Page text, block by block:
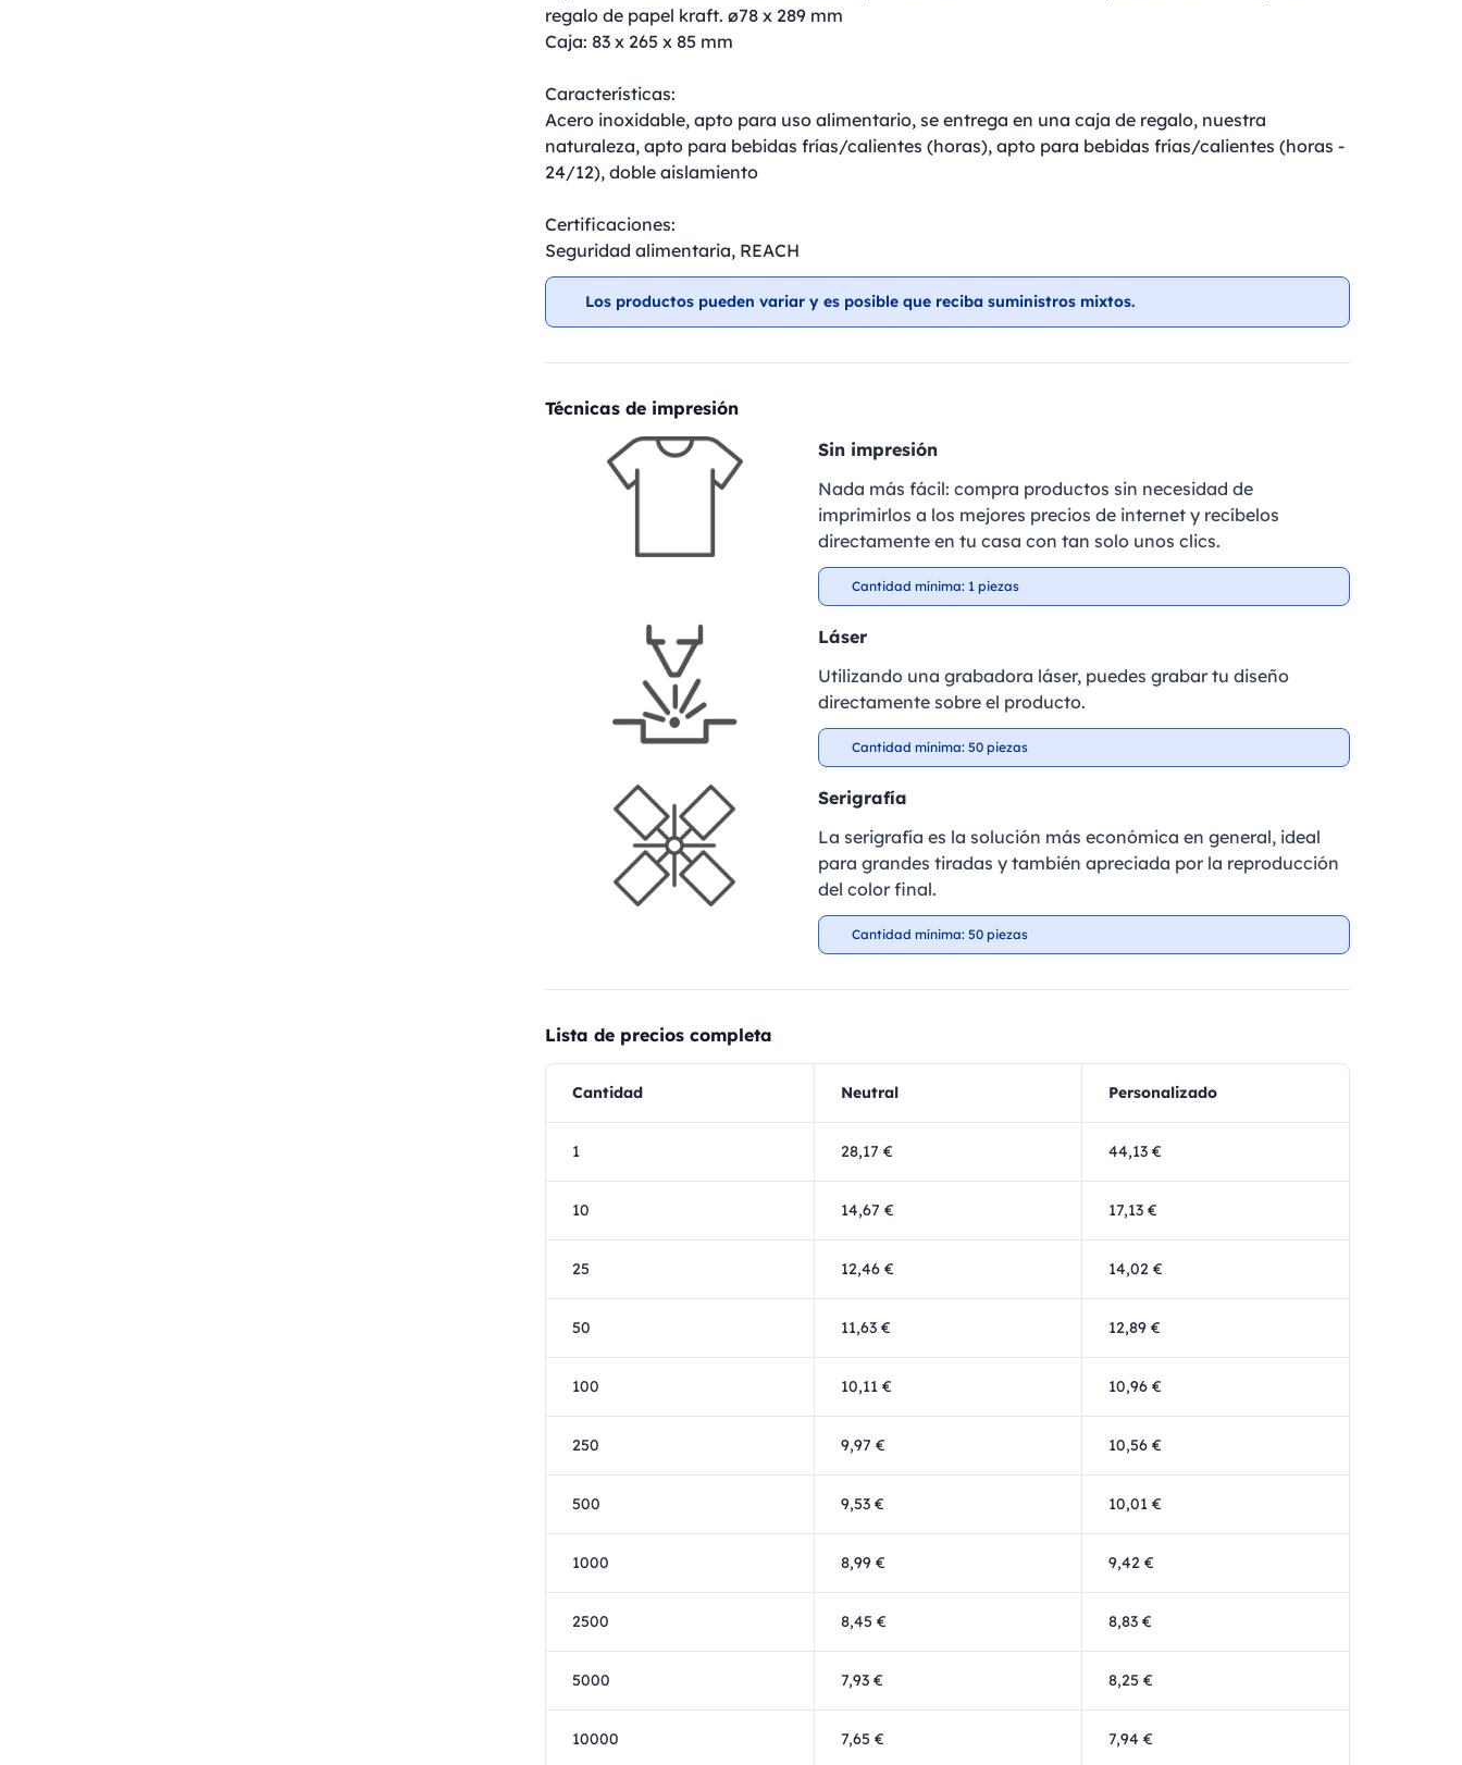
regalo de papel kraft. ø78 x 289 mm
Caja: 83 x 265 x 85 mm
Características:
Acero inoxidable, apto para uso alimentario, se entrega en una caja de regalo, nuestra
naturaleza, apto para bebidas frías/calientes (horas), apto para bebidas frías/calientes (horas -
24/12), doble aislamiento
Certificaciones:
Seguridad alimentaria, REACH
Los productos pueden variar y es posible que reciba suministros mixtos.
Técnicas de impresión
Sin impresión
Nada más fácil: compra productos sin necesidad de
imprimirlos a los mejores precios de internet y recíbelos
directamente en tu casa con tan solo unos clics.
Cantidad mínima: 1 piezas
Láser
Utilizando una grabadora láser, puedes grabar tu diseño
directamente sobre el producto.
Cantidad mínima: 50 piezas
Serigrafía
La serigrafía es la solución más económica en general, ideal
para grandes tiradas y también apreciada por la reproducción
del color final.
Cantidad mínima: 50 piezas
Lista de precios completa
Cantidad Neutral Personalizado
1 28,17 € 44,13 €
10 14,67 € 17,13 €
25 12,46 € 14,02 €
50 11,63 € 12,89 €
100 10,11 € 10,96 €
250 9,97 € 10,56 €
500 9,53 € 10,01 €
1000 8,99 € 9,42 €
2500 8,45 € 8,83 €
5000 7,93 € 8,25 €
10000 7,65 € 7,94 €